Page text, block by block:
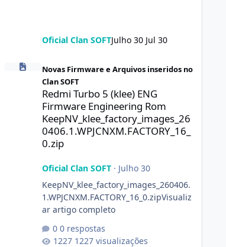
Oficial Clan SOFTJulho 30 Jul 30
Redmi Turbo 5 (klee) ENG Firmware Engineering Rom
Novas Firmware e Arquivos inseridos no
Clan SOFT
Redmi Turbo 5 (klee) ENG
Firmware Engineering Rom
KeepNV_klee_factory_images_26
0406.1.WPJCNXM.FACTORY_16_
0.zip
Oficial Clan SOFT· Julho 30
KeepNV_klee_factory_images_260406.
1.WPJCNXM.FACTORY_16_0.zipVisualiz
ar artigo completo
0 respostas
1227 visualizações